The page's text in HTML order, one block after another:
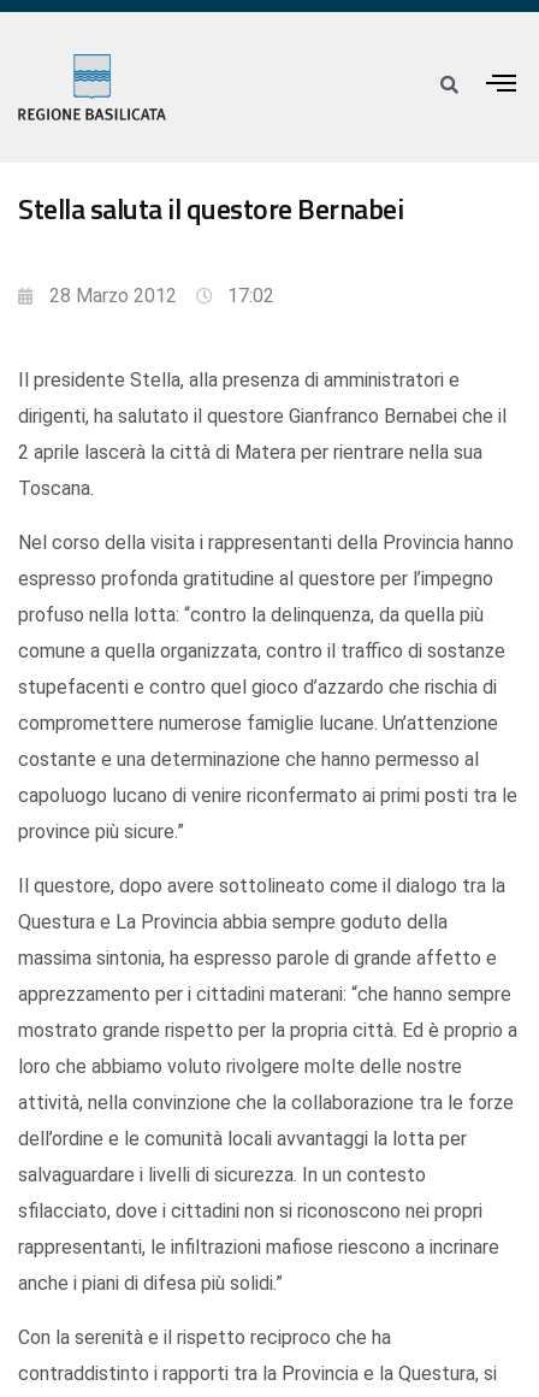
Stella saluta il questore Bernabei
28 Marzo 2012 17:02
Il presidente Stella, alla presenza di amministratori e
dirigenti, ha salutato il questore Gianfranco Bernabei che il
2 aprile lascerà la città di Matera per rientrare nella sua
Toscana.
Nel corso della visita i rappresentanti della Provincia hanno
espresso profonda gratitudine al questore per l’impegno
profuso nella lotta: “contro la delinquenza, da quella più
comune a quella organizzata, contro il traffico di sostanze
stupefacenti e contro quel gioco d’azzardo che rischia di
compromettere numerose famiglie lucane. Un’attenzione
costante e una determinazione che hanno permesso al
capoluogo lucano di venire riconfermato ai primi posti tra le
province più sicure.”
Il questore, dopo avere sottolineato come il dialogo tra la
Questura e La Provincia abbia sempre goduto della
massima sintonia, ha espresso parole di grande affetto e
apprezzamento per i cittadini materani: “che hanno sempre
mostrato grande rispetto per la propria città. Ed è proprio a
loro che abbiamo voluto rivolgere molte delle nostre
attività, nella convinzione che la collaborazione tra le forze
dell’ordine e le comunità locali avvantaggi la lotta per
salvaguardare i livelli di sicurezza. In un contesto
sfilacciato, dove i cittadini non si riconoscono nei propri
rappresentanti, le infiltrazioni mafiose riescono a incrinare
anche i piani di difesa più solidi.”
Con la serenità e il rispetto reciproco che ha
contraddistinto i rapporti tra la Provincia e la Questura, si